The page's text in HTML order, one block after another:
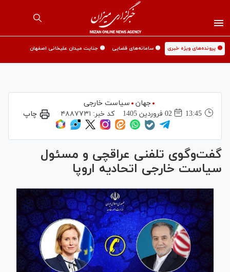
🟡 پرونده‌های ویژه خبری 🟡 سامانه‌های قضایی 🟡 جنایت میدان علیخانی اصفهان
جهان
سیاست خارجی
13:45
02 فروردين 1405 کد خبر: ۴۸۸۷۷۳۱ چاپ
گفت‌وگوی تلفنی عراقچی و مسئول
سیاست خارجی اتحادیه اروپا